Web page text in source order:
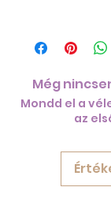
A Beautiful
bergamott, a
osmanthus
kombinációja.
A lime
energizáló
Blendben
Még
Mondd el a
az